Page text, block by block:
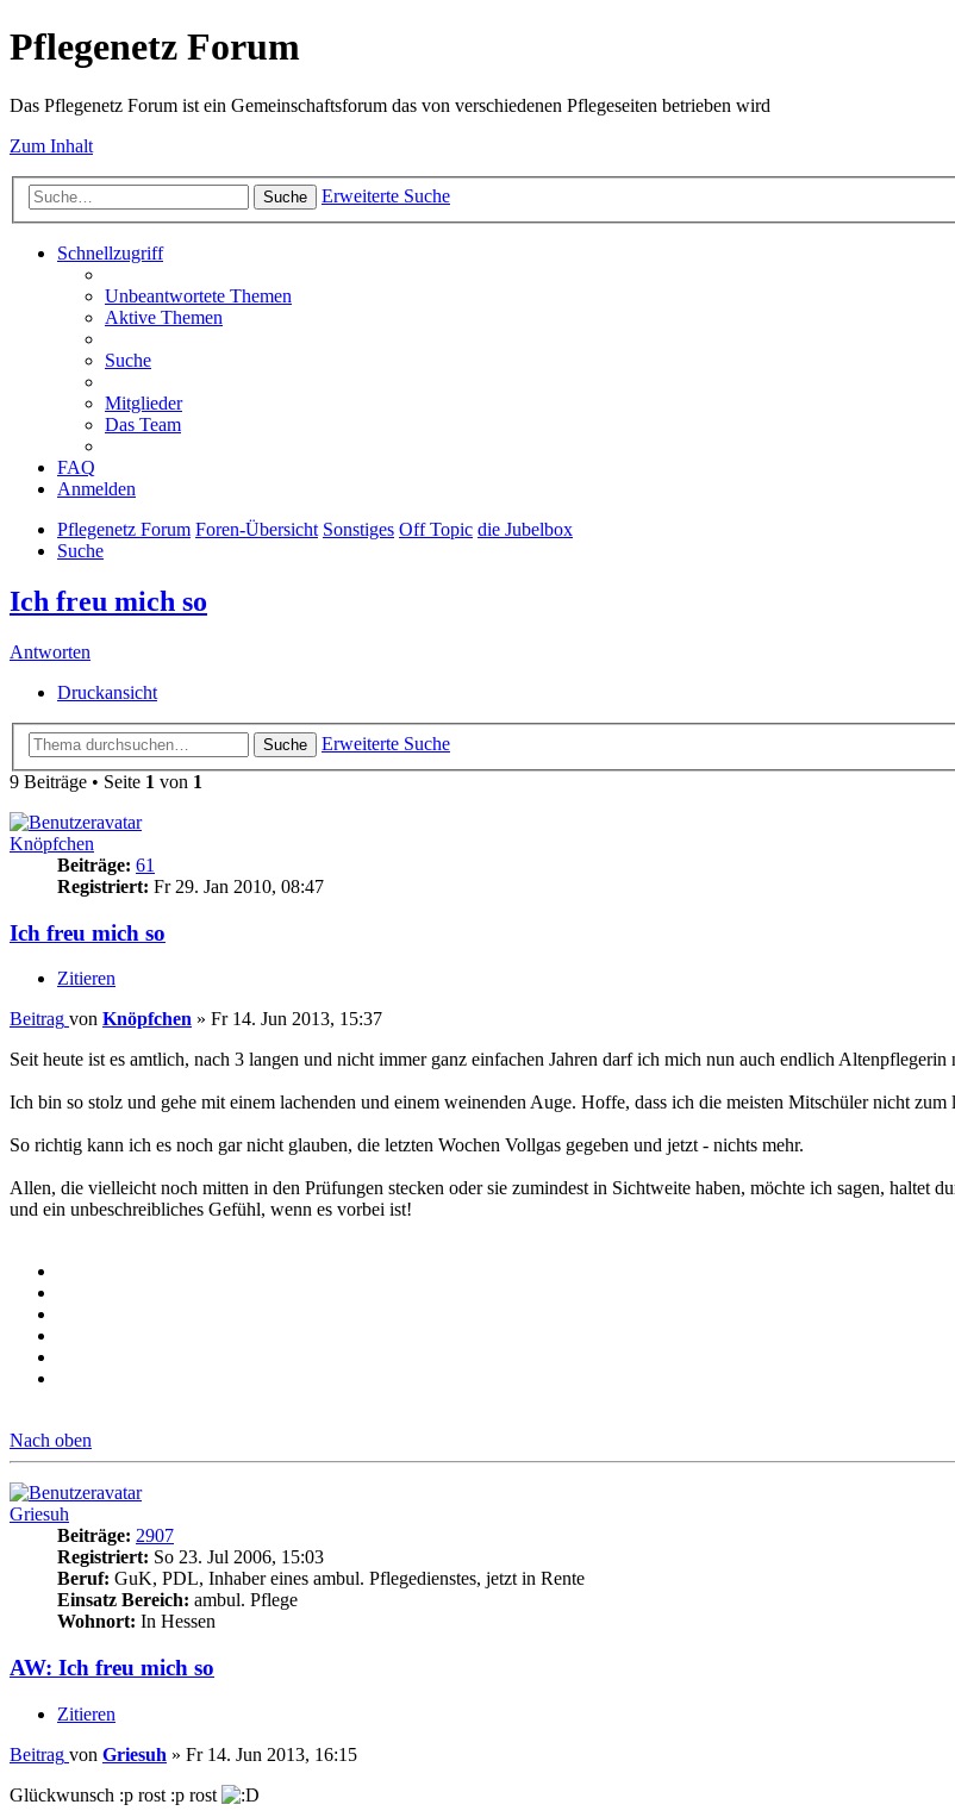
Pflegenetz Forum
Das Pflegenetz Forum ist ein Gemeinschaftsforum das von verschiedenen Pflegeseiten betrieben wird
Zum Inhalt
Suche Erweiterte Suche
Schnellzugriff
Unbeantwortete Themen
Aktive Themen
Suche
Mitglieder
Das Team
FAQ
Anmelden
Pflegenetz Forum Foren-Übersicht Sonstiges Off Topic die Jubelbox
Suche
Ich freu mich so
Antworten
Druckansicht
Suche
Erweiterte Suche
9 Beiträge • Seite 1 von 1
Knöpfchen
Beiträge: 61
Registriert: Fr 29. Jan 2010, 08:47
Ich freu mich so
Zitieren
Beitrag von Knöpfchen » Fr 14. Jun 2013, 15:37
Seit heute ist es amtlich, nach 3 langen und nicht immer ganz einfachen Jahren darf ich mich nun auch endlich Altenpflegerin
Ich bin so stolz und gehe mit einem lachenden und einem weinenden Auge. Hoffe, dass ich die meisten Mitschüler nicht
So richtig kann ich es noch gar nicht glauben, die letzten Wochen Vollgas gegeben und jetzt - nichts mehr.
Allen, die vielleicht noch mitten in den Prüfungen stecken oder sie zumindest in Sichtweite haben, möchte ich sagen, haltet
und ein unbeschreibliches Gefühl, wenn es vorbei ist!
Nach oben
Griesuh
Beiträge: 2907
Registriert: So 23. Jul 2006, 15:03
Beruf: GuK, PDL, Inhaber eines ambul. Pflegedienstes, jetzt in Rente
Einsatz Bereich: ambul. Pflege
Wohnort: In Hessen
AW: Ich freu mich so
Zitieren
Beitrag von Griesuh » Fr 14. Jun 2013, 16:15
Glückwunsch :p rost :p rost